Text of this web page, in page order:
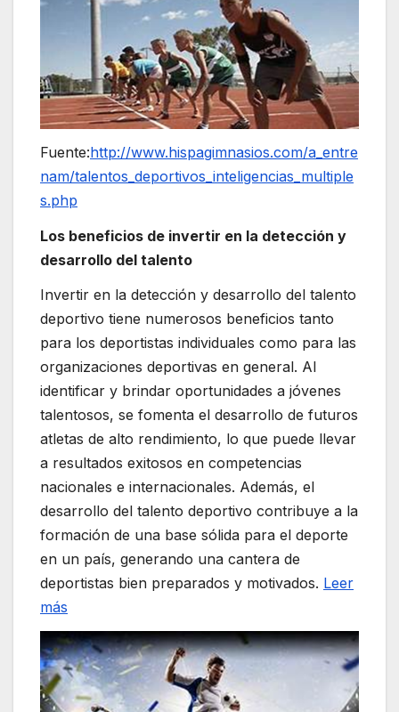
Fuente:http://www.hispagimnasios.com/a_entre
nam/talentos_deportivos_inteligencias_multiple
s.php
Los beneficios de invertir en la detección y
desarrollo del talento
Invertir en la detección y desarrollo del talento
deportivo tiene numerosos beneficios tanto
para los deportistas individuales como para las
organizaciones deportivas en general. Al
identificar y brindar oportunidades a jóvenes
talentosos, se fomenta el desarrollo de futuros
atletas de alto rendimiento, lo que puede llevar
a resultados exitosos en competencias
nacionales e internacionales. Además, el
desarrollo del talento deportivo contribuye a la
formación de una base sólida para el deporte
en un país, generando una cantera de
deportistas bien preparados y motivados. Leer
más